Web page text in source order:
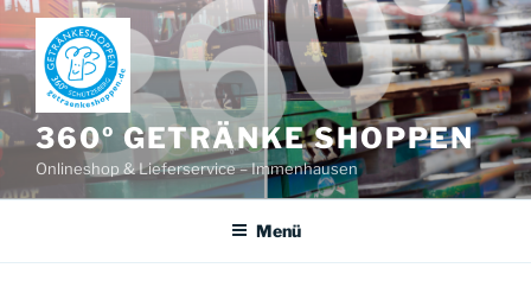
Zum
Inhalt
springen
360º GETRÄNKE SHOPPEN
Onlineshop & Lieferservice – Immenhausen
Menü